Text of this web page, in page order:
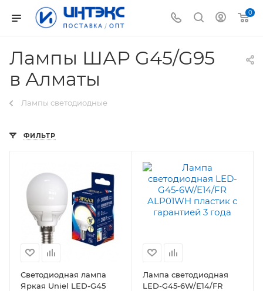
0
Лампы ШАР G45/G95
в Алматы
Лампы светодиодные
ФИЛЬТР
Светодиодная лампа
Яркая Uniel LED-G45
Лампа светодиодная
LED-G45-6W/E14/FR